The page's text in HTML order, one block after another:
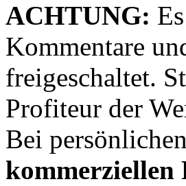
ACHTUNG:
Kommentare
freigeschaltet.
Profiteur der
Bei
kommerziellen